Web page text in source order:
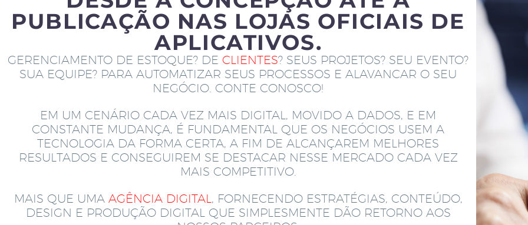
PUBLICAÇÃO NAS LOJAS OFICIAIS DE
APLICATIVOS.
GERENCIAMENTO DE ESTOQUE? DE CLIENTES? SEUS PROJETOS? SEU EVENTO?
SUA EQUIPE? PARA AUTOMATIZAR SEUS PROCESSOS E ALAVANCAR O SEU
NEGÓCIO. CONTE CONOSCO!
EM UM CENÁRIO CADA VEZ MAIS DIGITAL, MOVIDO A DADOS, E EM
CONSTANTE MUDANÇA, É FUNDAMENTAL QUE OS NEGÓCIOS USEM A
TECNOLOGIA DA FORMA CERTA, A FIM DE ALCANÇAREM MELHORES
RESULTADOS E CONSEGUIREM SE DESTACAR NESSE MERCADO CADA VEZ
MAIS COMPETITIVO.
MAIS QUE UMA AGÊNCIA DIGITAL, FORNECENDO ESTRATÉGIAS, CONTEÚDO,
DESIGN E PRODUÇÃO DIGITAL QUE SIMPLESMENTE DÃO RETORNO AOS